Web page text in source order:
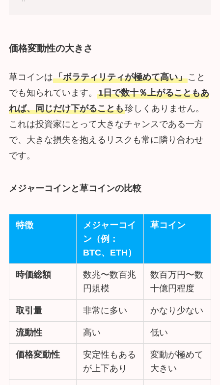
価格変動性の大きさ
草コインは「ボラティリティが極めて高い」こと
でも知られています。 1日で数十％上がることもあ
れば、同じだけ下がることも珍しくありません。
これは投資家にとって大きなチャンスである一方
で、大きな損失を抱えるリスクも常に隣り合わせ
です。
メジャーコインと草コインの比較
特徴
メジャーコイ
ン（例：
BTC、ETH）
草コイン
時価総額
数兆〜数百兆
円規模
数百万円〜数
十億円程度
取引量 非常に多い かなり少ない
流動性 高い 低い
価格変動性
安定性もある
が上下あり
変動が極めて
大きい